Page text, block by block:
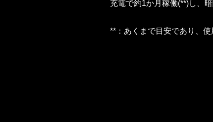
充電で約1か月稼働(**)し、
**：あくまで目安であり、使